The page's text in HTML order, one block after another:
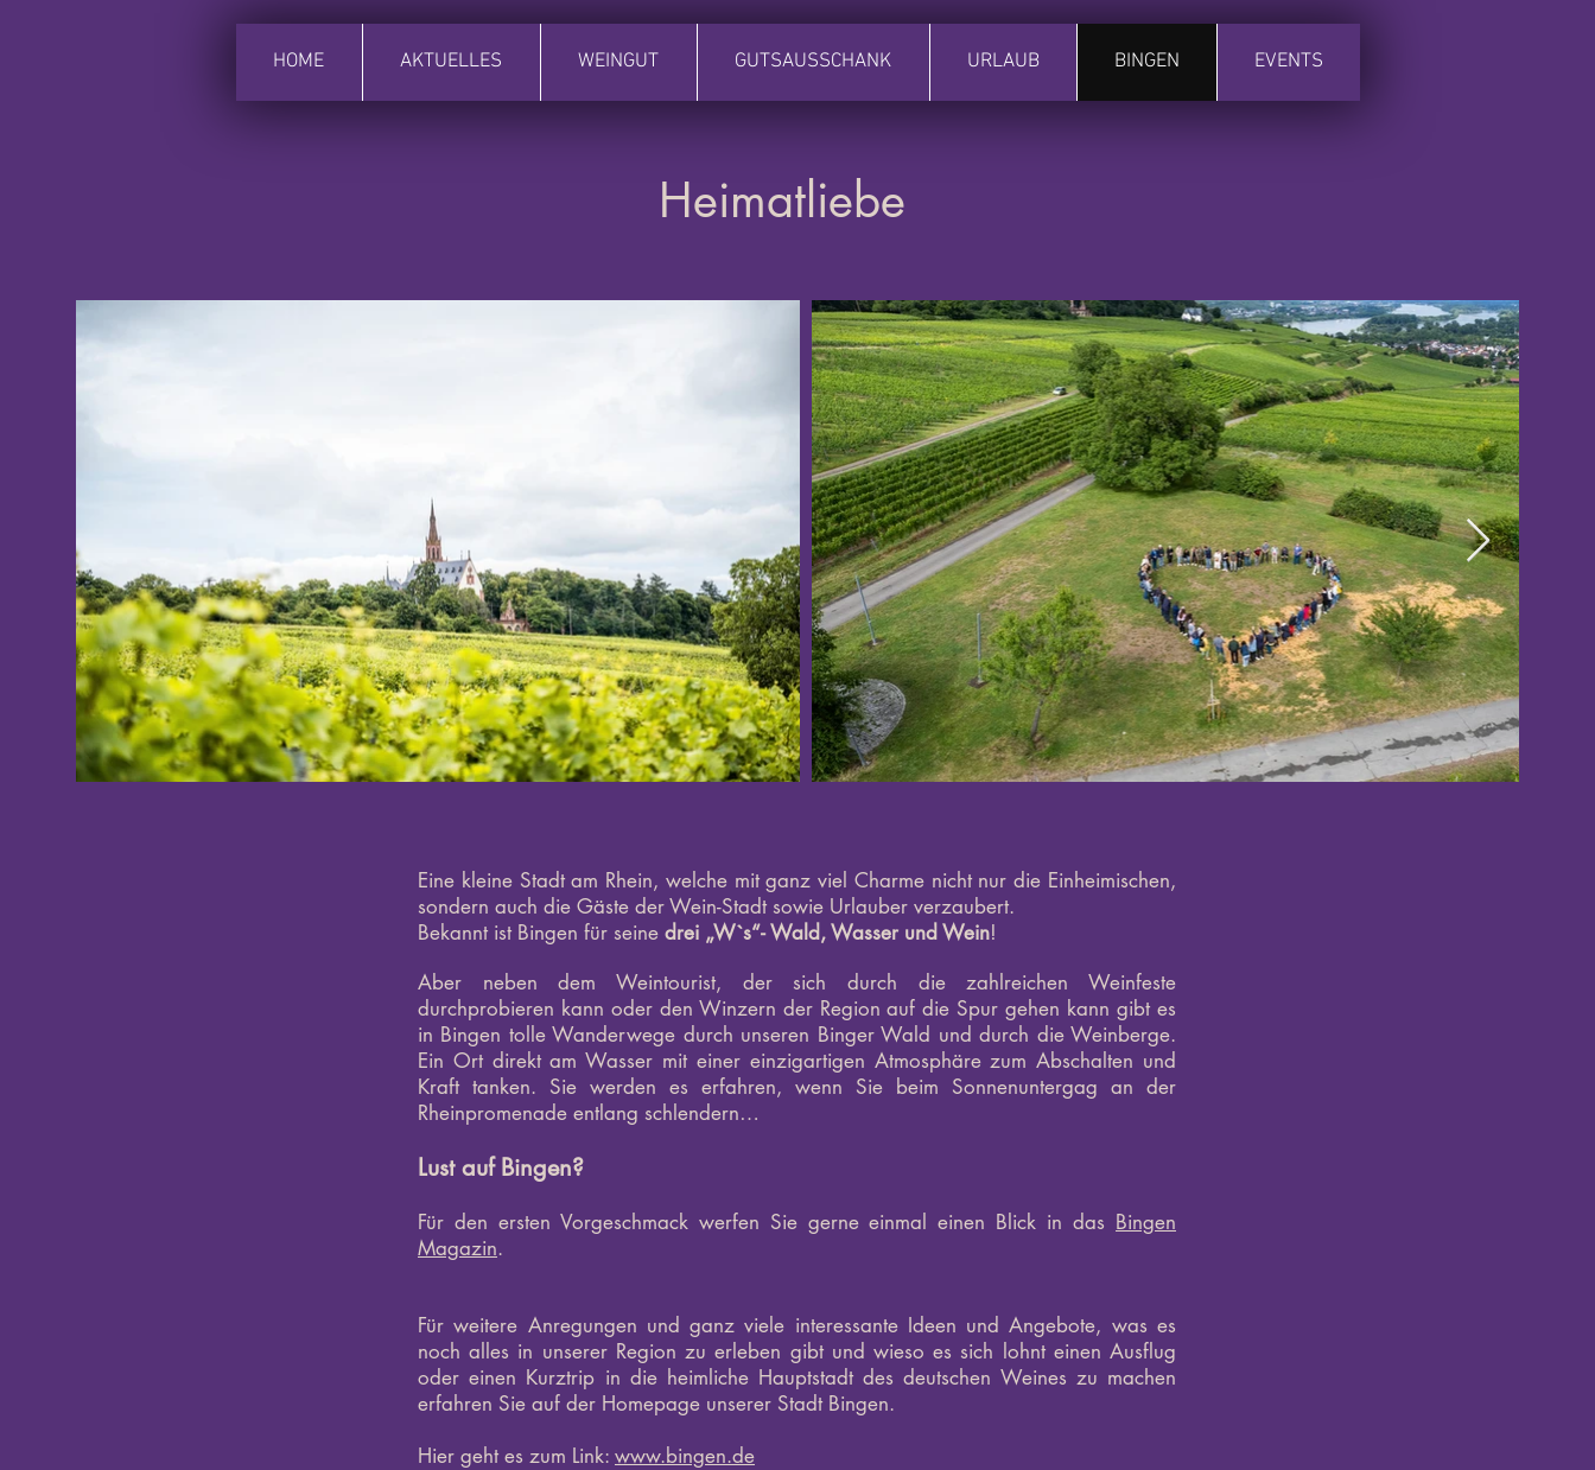
HOME AKTUELLES WEINGUT GUTSAUSSCHANK URLAUB BINGEN EVENTS
Heimatliebe
Eine kleine Stadt am Rhein, welche mit ganz viel Charme nicht nur die Einheimischen,
sondern auch die Gäste der Wein-Stadt sowie Urlauber verzaubert.
Bekannt ist Bingen für seine drei „W`s“- Wald, Wasser und Wein!
Aber neben dem Weintourist, der sich durch die zahlreichen Weinfeste
durchprobieren kann oder den Winzern der Region auf die Spur gehen kann gibt es
in Bingen tolle Wanderwege durch unseren Binger Wald und durch die Weinberge.
Ein Ort direkt am Wasser mit einer einzigartigen Atmosphäre zum Abschalten und
Kraft tanken. Sie werden es erfahren, wenn Sie beim Sonnenuntergag an der
Rheinpromenade entlang schlendern…
Lust auf Bingen?
Für den ersten Vorgeschmack werfen Sie gerne einmal einen Blick in das Bingen
Magazin.
Für weitere Anregungen und ganz viele interessante Ideen und Angebote, was es
noch alles in unserer Region zu erleben gibt und wieso es sich lohnt einen Ausflug
oder einen Kurztrip in die heimliche Hauptstadt des deutschen Weines zu machen
erfahren Sie auf der Homepage unserer Stadt Bingen.
Hier geht es zum Link: www.bingen.de